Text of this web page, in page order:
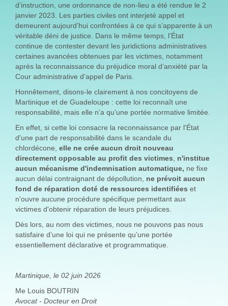
d’instruction, une ordonnance de non-lieu a été rendue le 2
janvier 2023. Les parties civiles ont interjeté appel et
demeurent aujourd’hui confrontées à ce qui s’apparente à un
véritable déni de justice. Dans le même temps, l’État
continue de contester devant les juridictions administratives
certaines avancées obtenues par les victimes, notamment
après la reconnaissance du préjudice moral d’anxiété par la
Cour administrative d’appel de Paris.
Honnêtement, disons-le clairement à nos concitoyens de
Martinique et de Guadeloupe : cette loi reconnaît une
responsabilité, mais elle n’a qu’une portée normative limitée.
En effet, si cette loi consacre la reconnaissance par l'État
d'une part de responsabilité dans le scandale du
chlordécone, elle ne crée aucun droit nouveau
directement opposable au profit des victimes, n'institue
aucun mécanisme d'indemnisation automatique, ne fixe
aucun délai contraignant de dépollution, ne prévoit aucun
fond de réparation doté de ressources identifiées et
n'ouvre aucune procédure spécifique permettant aux
victimes d'obtenir réparation de leurs préjudices.
Dès lors, au nom des victimes, nous ne pouvons pas nous
satisfaire d’une loi qui ne présente qu’une portée
essentiellement déclarative et programmatique.
Martinique, le 02 juin 2026
Me Louis BOUTRIN
Avocat - Docteur en Droit